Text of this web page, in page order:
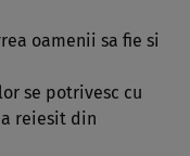
oamenii sa fie si
se potrivesc cu
reiesit din